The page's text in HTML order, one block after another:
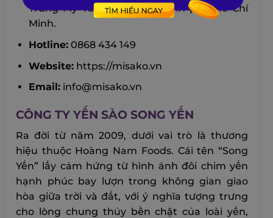
Trung Mỹ Tây, Quận 12, Thành phố Hồ Chí
Minh.
Hotline:0868 434 149
Website:https://misako.vn
Email: info@misako.vn
CÔNG TY YẾN SÀO SONG YẾN
Ra đời từ năm 2009, dưới vai trò là thương
hiệu thuộc Hoàng Nam Foods. Cái tên “Song
Yến” lấy cảm hứng từ hình ảnh đôi chim yến
hạnh phúc bay lượn trong không gian giao
hòa giữa trời và đất, với ý nghĩa tượng trưng
cho lòng chung thủy bền chặt của loài yến,